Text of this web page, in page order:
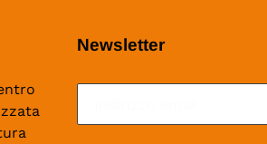
Newsletter